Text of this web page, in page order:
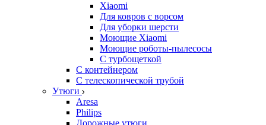
Xiaomi
Для ковров с ворсом
Для уборки шерсти
Моющие Xiaomi
Моющие роботы-пылесосы
С турбощеткой
С контейнером
С телескопической трубой
Утюги
Aresa
Philips
Дорожные утюги